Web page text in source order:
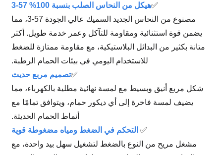
✅هيكل من النحاس الصلب بنسبة 100% 57-3
مصنوع من النحاس الجديد السميك عالي الجودة 57-3، مما
يضمن قوة استثنائية ومقاومة للتآكل وعمر خدمة طويل. أكثر
متانة بكثير من البدائل البلاستيكية، مع مقاومة ممتازة للضغط
للاستخدام اليومي في بيئات الحمام الرطبة.
✅تصميم مربع حديث
شكل مربع أنيق وبسيط مع لمسة نهائية مطلية بالكهرباء، مما
يضيف لمسة فاخرة إلى أي ديكور حمام، ويتوافق تمامًا مع
أنماط الحمام الحديثة.
✅ التحكم في الضغط ومياه مضغوطة قوية
مشغل مريح من النوع بالضغط لتشغيل سهل بيد واحدة، مع